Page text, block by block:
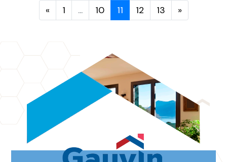
« 1 ... 10 11 12 13 »